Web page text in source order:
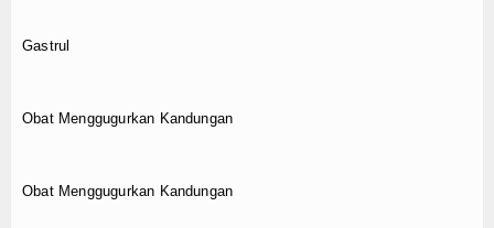
Gastrul
Obat Menggugurkan Kandungan
Obat Menggugurkan Kandungan